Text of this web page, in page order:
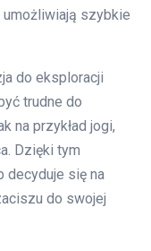
szybkie
do eksploracji
trudne do
na przykład jogi,
Dzięki tym
decyduje się na
do swojej